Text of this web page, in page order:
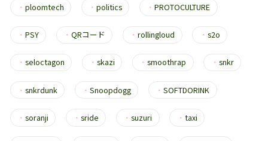
・ ploomtech ・politics ・PROTOCULTURE
・ PSY ・QRコード ・rollingloud ・ s2o
・ seloctagon ・skazi ・smoothrap ・ snkr
・ snkrdunk ・Snoopdogg ・SOFTDORINK
・ soranji ・sride ・suzuri ・ taxi